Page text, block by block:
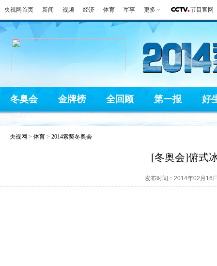
央视网首页 新闻 视频 经济 体育 军事 更多 节目官网
冬奥会 金牌榜 全回顾 第一报 好
央视网 > 体育 > 2014索契冬奥会
[冬奥会]俯式
发布时间：2014年02月16